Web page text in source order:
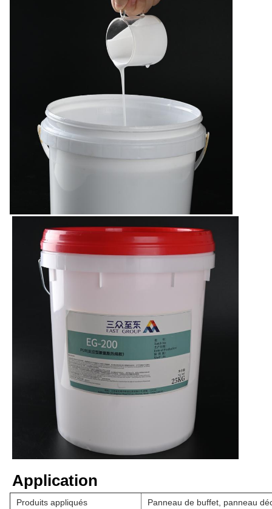
Application
Produits appliqués Panneau de buffet, panneau